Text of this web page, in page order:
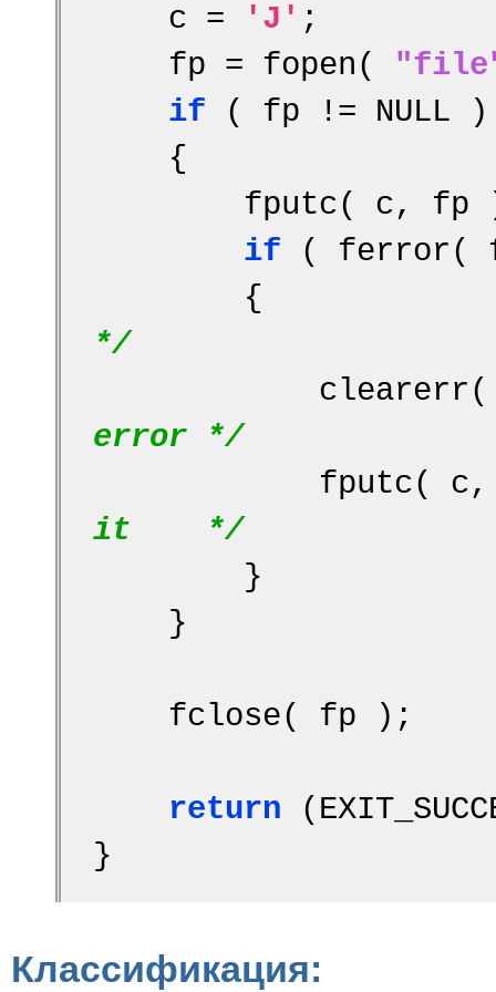
    c =
'J' ;
    fp = fopen(
if ( fp != NULL )
    {
fputc( c, fp
if ( ferror(
*/
error */
it    */
        }
    }
    fclose( fp );
return
}
Классификация: